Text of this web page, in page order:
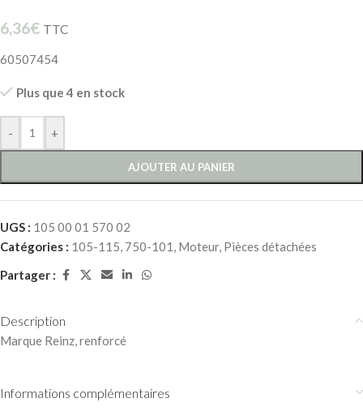
6,36€ TTC
60507454
Plus que 4 en stock
- +
AJOUTER AU PANIER
UGS : 105 00 01 570 02
Catégories : 105-115, 750-101 , Moteur, Pièces détachées
Partager :
Description
Marque Reinz, renforcé
Informations complémentaires